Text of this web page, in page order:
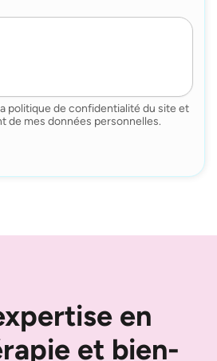
politique de confidentialité du site et
de mes données personnelles.
en
et bien-